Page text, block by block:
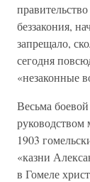
беззакония,
запрещало,
сегодня
«незаконные
Весьма
руководством
1903
«казни
в Гомеле